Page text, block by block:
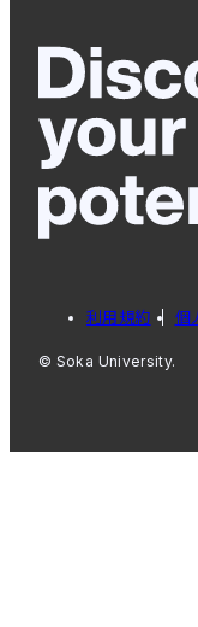
利用規約 個
© Soka University.